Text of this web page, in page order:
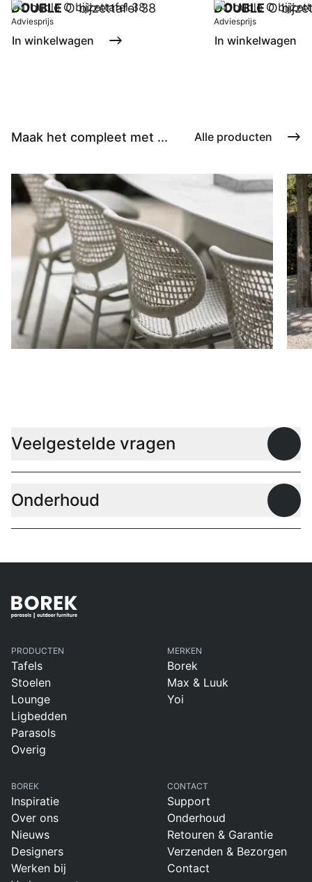
DOUBLEO bijzettafel 38
Adviesprijs
In winkelwagen
DOUBLEO
Adviesprijs
In winkelwagen
Maak het compleet met ... Alle producten
Veelgestelde vragen
Onderhoud
PRODUCTEN
Tafels
Stoelen
Lounge
Ligbedden
Parasols
Overig
MERKEN
Borek
Max & Luuk
Yoi
BOREK
Inspiratie
Over ons
Nieuws
Designers
Werken bij
CONTACT
Support
Onderhoud
Retouren & Garantie
Verzenden & Bezorgen
Contact